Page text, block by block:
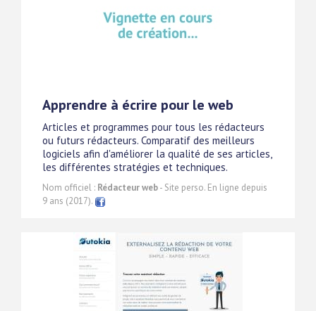
Apprendre à écrire pour le web
Articles et programmes pour tous les rédacteurs
ou futurs rédacteurs. Comparatif des meilleurs
logiciels afin d'améliorer la qualité de ses articles,
les différentes stratégies et techniques.
Nom officiel : Rédacteur web- Site perso. En ligne depuis
9 ans (2017).